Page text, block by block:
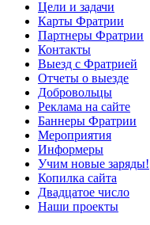
Цели и задачи
Карты Фратрии
Партнеры Фратрии
Контакты
Выезд с Фратрией
Отчеты о выезде
Добровольцы
Реклама на сайте
Баннеры Фратрии
Мероприятия
Информеры
Учим новые заряды!
Копилка сайта
Двадцатое число
Наши проекты